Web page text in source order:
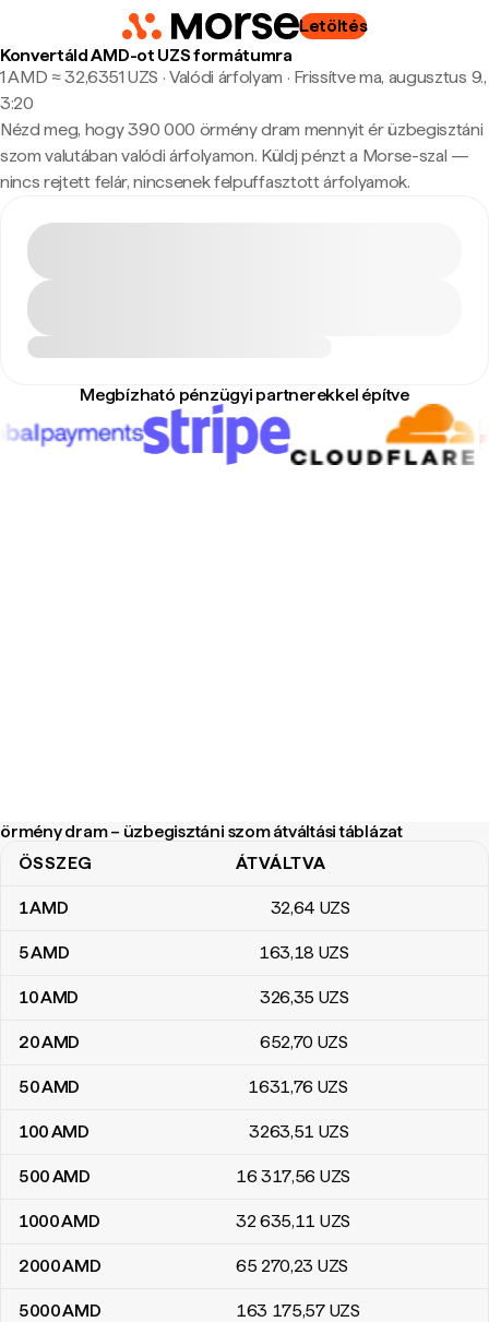
Letöltés
Konvertáld AMD-ot UZS formátumra
1 AMD ≈ 32,6351 UZS · Valódi árfolyam · Frissítve ma, augusztus 9.,
3:20
Nézd meg, hogy 390 000 örmény dram mennyit ér üzbegisztáni
szom valutában valódi árfolyamon. Küldj pénzt a Morse-szal —
nincs rejtett felár, nincsenek felpuffasztott árfolyamok.
Megbízható pénzügyi partnerekkel építve
örmény dram – üzbegisztáni szom átváltási táblázat
örmény dram – üzbegisztáni szom átváltási táblázat
ÖSSZEG ÁTVÁLTVA
1AMD 32,64 UZS
5AMD 163,18 UZS
10AMD 326,35 UZS
20AMD 652,70 UZS
50AMD 1631,76 UZS
100AMD 3263,51 UZS
500AMD 16 317,56 UZS
1000AMD 32 635,11 UZS
2000AMD 65 270,23 UZS
5000AMD 163 175,57 UZS